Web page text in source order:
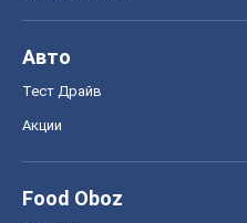
Авто
Тест Драйв
Акции
Food Oboz